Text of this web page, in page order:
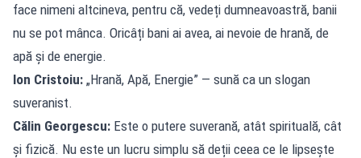
face nimeni altcineva, pentru că, vedeți dumneavoastră, banii
nu se pot mânca. Oricâți bani ai avea, ai nevoie de hrană, de
apă și de energie.
Ion Cristoiu: „Hrană, Apă, Energie” — sună ca un slogan
suveranist.
Călin Georgescu: Este o putere suverană, atât spirituală, cât
și fizică. Nu este un lucru simplu să deții ceea ce le lipsește